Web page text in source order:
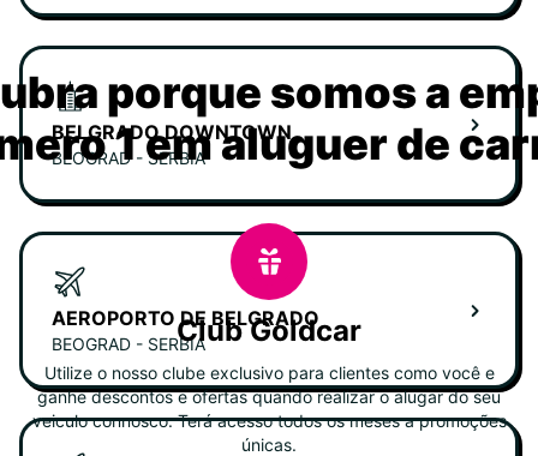
BELGRADO DOWNTOWN
BEOGRAD - SERBIA
AEROPORTO DE BELGRADO
BEOGRAD - SERBIA
porque somos a
1 em aluguer de
Club Goldcar
Utilize o nosso clube exclusivo para clientes como você e
ganhe descontos e ofertas quando realizar o alugar do seu
veiculo connosco. Terá acesso todos os meses a promoções
únicas.